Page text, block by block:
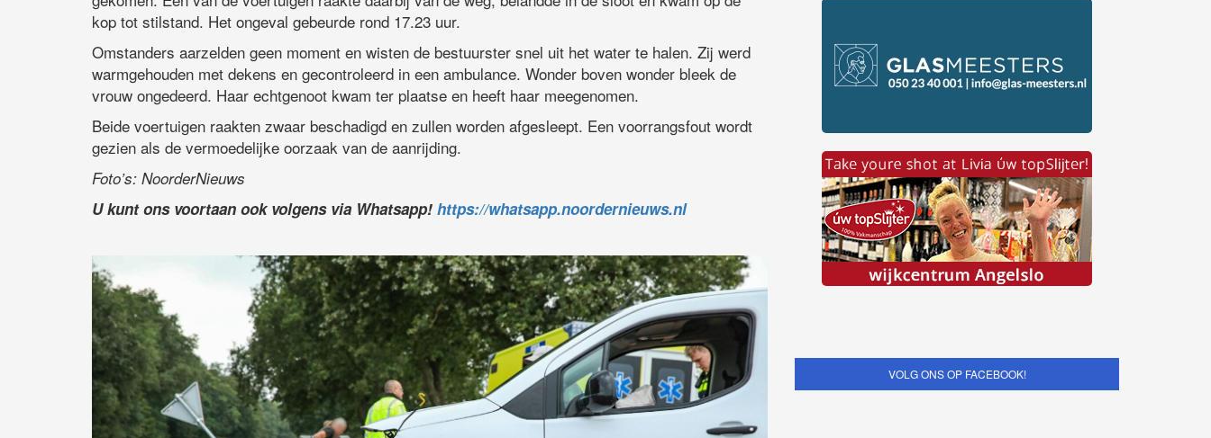
kop tot stilstand. Het ongeval gebeurde rond 17.23 uur.
Omstanders aarzelden geen moment en wisten de bestuurster snel uit het water te halen. Zij werd
warmgehouden met dekens en gecontroleerd in een ambulance. Wonder boven wonder bleek de
vrouw ongedeerd. Haar echtgenoot kwam ter plaatse en heeft haar meegenomen.
Beide voertuigen raakten zwaar beschadigd en zullen worden afgesleept. Een voorrangsfout wordt
gezien als de vermoedelijke oorzaak van de aanrijding.
Foto’s: NoorderNieuws
U kunt ons voortaan ook volgens via Whatsapp! https://whatsapp.noordernieuws.nl
VOLG ONS OP FACEBOOK!